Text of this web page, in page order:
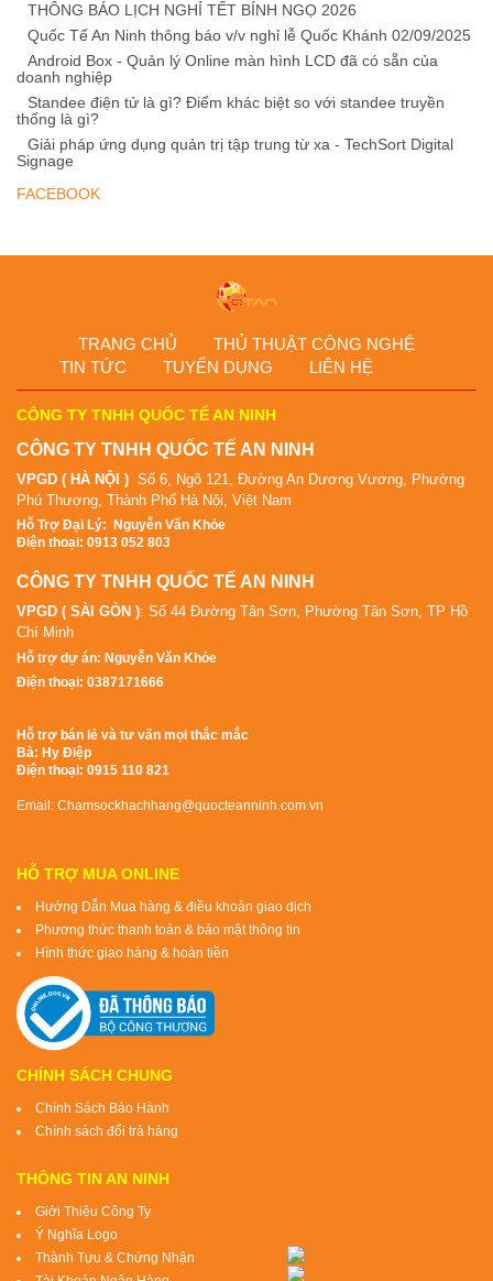
THÔNG BÁO LỊCH NGHỈ TẾT BÍNH NGỌ 2026
Quốc Tế An Ninh thông báo v/v nghỉ lễ Quốc Khánh 02/09/2025
Android Box - Quản lý Online màn hình LCD đã có sẵn của
doanh nghiệp
Standee điện tử là gì? Điểm khác biệt so với standee truyền
thống là gì?
Giải pháp ứng dụng quản trị tập trung từ xa - TechSort Digital
Signage
FACEBOOK
TRANG CHỦ
THỦ THUẬT CÔNG NGHỆ
TIN TỨC
TUYỂN DỤNG LIÊN HỆ
CÔNG TY TNHH QUỐC TẾ AN NINH
CÔNG TY TNHH QUỐC TẾ AN NINH
VPGD ( HÀ NỘI ) Số 6, Ngõ 121, Đường An Dương Vương, Phường
Phú Thượng, Thành Phố Hà Nội, Việt Nam
Hỗ Trợ Đại Lý: Nguyễn Văn Khỏe
Điện thoại: 0913 052 803
CÔNG TY TNHH QUỐC TẾ AN NINH
VPGD ( SÀI GÒN ): Số 44 Đường Tân Sơn, Phường Tân Sơn, TP Hồ
Chí Minh
Hỗ trợ dự án: Nguyễn Văn Khỏe
Điện thoại: 0387171666
Hỗ trợ bán lẻ và tư vấn mọi thắc mắc
Bà: Hy Điệp
Điện thoại: 0915 110 821
Email: Chamsockhachhang@quocteanninh.com.vn
HỖ TRỢ MUA ONLINE
Hướng Dẫn Mua hàng & điều khoản giao dịch
Phương thức thanh toán & bảo mật thông tin
Hình thức giao hàng & hoàn tiền
CHÍNH SÁCH CHUNG
Chính Sách Bảo Hành
Chính sách đổi trả hàng
THÔNG TIN AN NINH
Giới Thiệu Công Ty
Ý Nghĩa Logo
Thành Tựu & Chứng Nhận